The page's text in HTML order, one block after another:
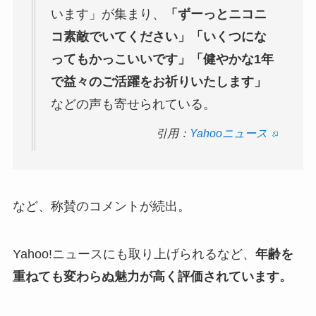
います」が集まり、
「ずーっとニコニ
コ素敵でいてください」「いくつにな
ってもかっこいいです」「健やかな1年
で益々のご活躍をお祈りいたします」
などの声も寄せられている。
引用： Yahooニュース
など、称賛のコメントが続出。
Yahoo!ニュースにも取り上げられるなど、 年齢を
重ねても変わらぬ魅力が高く評価されています。